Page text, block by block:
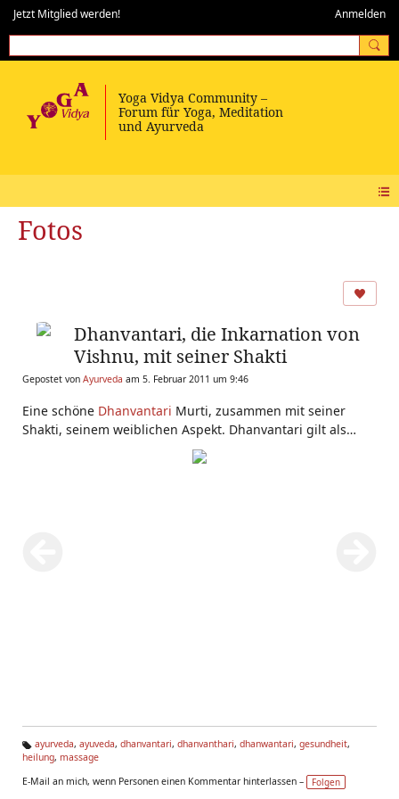
Jetzt Mitglied werden! Anmelden
Fotos
Dhanvantari, die Inkarnation von
Vishnu, mit seiner Shakti
Gepostet von Ayurveda am 5. Februar 2011 um 9:46
Eine schöne Dhanvantari Murti, zusammen mit seiner
Shakti, seinem weiblichen Aspekt. Dhanvantari gilt als
Ta
s:
ayurveda, ayuveda, dhanvantari, dhanvanthari, dhanwantari, gesundheit,
heilung, massage
E-Mail an mich, wenn Personen einen Kommentar hinterlassen –
Folgen